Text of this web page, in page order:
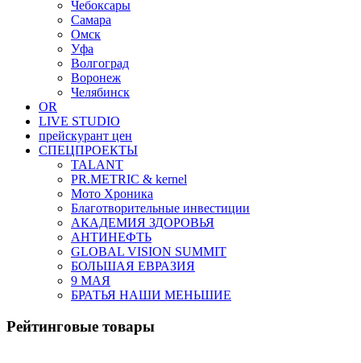
Чебоксары
Самара
Омск
Уфа
Волгоград
Воронеж
Челябинск
OR
LIVE STUDIO
прейскурант цен
СПЕЦПРОЕКТЫ
TALANT
PR.METRIC & kernel
Мото Хроника
Благотворительные инвестиции
АКАДЕМИЯ ЗДОРОВЬЯ
АНТИНЕФТЬ
GLOBAL VISION SUMMIT
БОЛЬШАЯ ЕВРАЗИЯ
9 МАЯ
БРАТЬЯ НАШИ МЕНЬШИЕ
Рейтинговые товары